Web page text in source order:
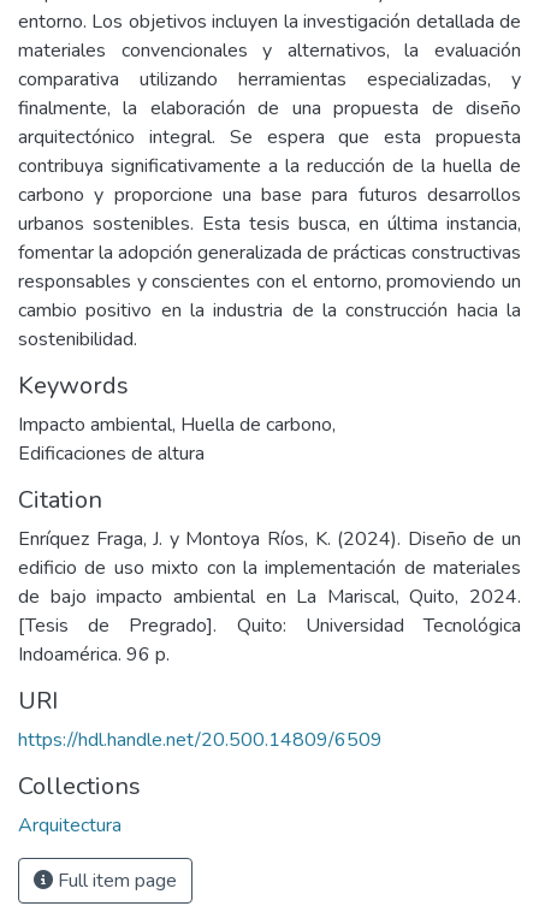
entorno. Los objetivos incluyen la investigación detallada de
materiales convencionales y alternativos, la evaluación
comparativa utilizando herramientas especializadas, y
finalmente, la elaboración de una propuesta de diseño
arquitectónico integral. Se espera que esta propuesta
contribuya significativamente a la reducción de la huella de
carbono y proporcione una base para futuros desarrollos
urbanos sostenibles. Esta tesis busca, en última instancia,
fomentar la adopción generalizada de prácticas constructivas
responsables y conscientes con el entorno, promoviendo un
cambio positivo en la industria de la construcción hacia la
sostenibilidad.
Keywords
Impacto ambiental, Huella de carbono,
Edificaciones de altura
Citation
Enríquez Fraga, J. y Montoya Ríos, K. (2024). Diseño de un
edificio de uso mixto con la implementación de materiales
de bajo impacto ambiental en La Mariscal, Quito, 2024.
[Tesis de Pregrado]. Quito: Universidad Tecnológica
Indoamérica. 96 p.
URI
https://hdl.handle.net/20.500.14809/6509
Collections
Arquitectura
Full item page